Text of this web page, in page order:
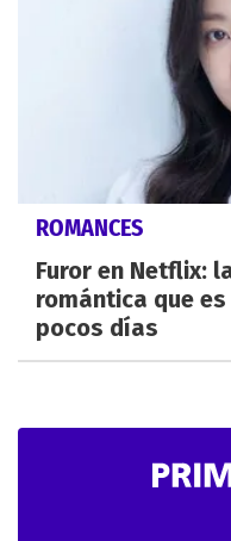
ROMANCES
Furor en Netflix:
romántica que
pocos días